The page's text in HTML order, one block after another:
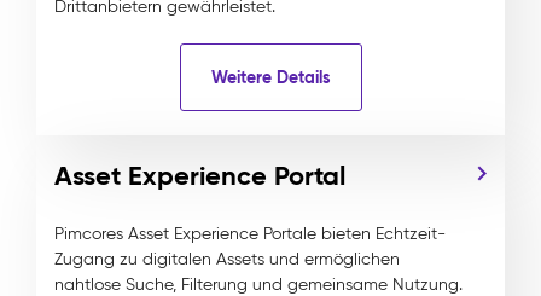
Drittanbietern gewährleistet.
Weitere Details
Asset Experience Portal
Pimcores Asset Experience Portale bieten Echtzeit-
Zugang zu digitalen Assets und ermöglichen
nahtlose Suche, Filterung und gemeinsame Nutzung.